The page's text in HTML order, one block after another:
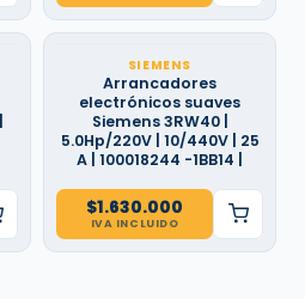
SIEMENS
Arrancadores
electrónicos suaves
Siemens 3RW40 |
5.0Hp/220V | 10/440V | 25
A | 100018244 -1BB14 |
$1.630.000
IVA INCLUIDO